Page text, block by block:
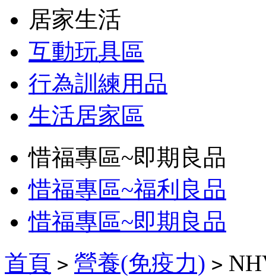
居家生活
互動玩具區
行為訓練用品
生活居家區
惜福專區~即期良品
惜福專區~福利良品
惜福專區~即期良品
首頁 > 營養(免疫力) >